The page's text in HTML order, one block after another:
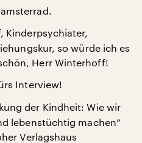
Kinderpsychiater,
so würde ich es
Herr Winterhoff!
Interview!
der Kindheit: Wie wir
lebenstüchtig machen“
Verlagshaus